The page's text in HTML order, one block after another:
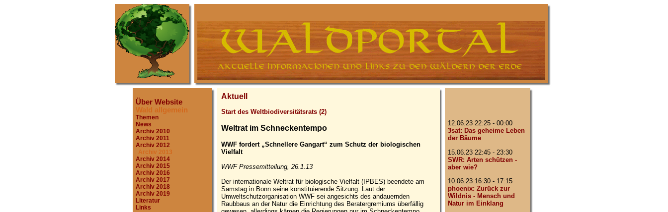
Über Website
Wald allgemein
Themen
News
Archiv 2010
Archiv 2011
Archiv 2012
Archiv 2013
Archiv 2014
Archiv 2015
Archiv 2016
Archiv 2017
Archiv 2018
Archiv 2019
Literatur
Links
Aktuell
Start des Weltbiodiversitätsrats (2)
Weltrat im Schneckentempo
WWF fordert „Schnellere Gangart“ zum Schutz der biologischen
Vielfalt
WWF Pressemitteilung, 26.1.13
Der internationale Weltrat für biologische Vielfalt (IPBES) beendete am
Samstag in Bonn seine konstituierende Sitzung. Laut der
Umweltschutzorganisation WWF sei angesichts des andauernden
Raubbaus an der Natur die Einrichtung des Beratergremiums überfällig
12.06.23 22:25 - 00:00
3sat: Das geheime Leben
der Bäume
15.06.23 22:45 - 23:30
SWR: Arten schützen -
aber wie?
10.06.23 16:30 - 17:15
phoenix: Zurück zur
Wildnis - Mensch und
Natur im Einklang